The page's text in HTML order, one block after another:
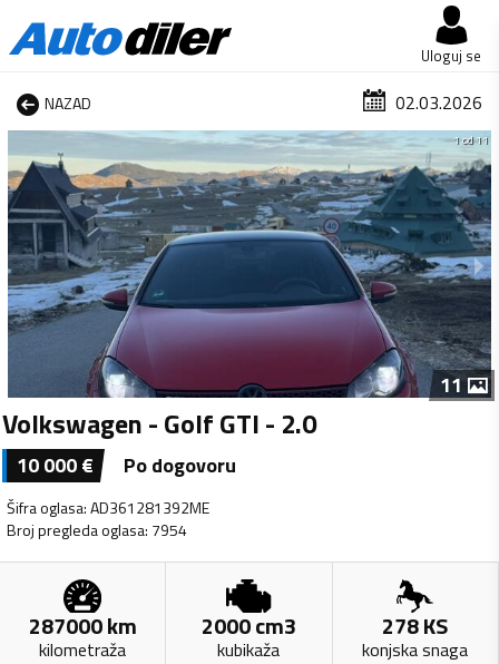
Uloguj se
NAZAD 02.03.2026
1 od 11
11
Volkswagen - Golf GTI - 2.0
10 000€ Po dogovoru
Šifra oglasa:AD361281392ME
Broj pregleda oglasa: 7954
287000km
kilometraža
2000cm3
kubikaža
278KS
konjska snaga